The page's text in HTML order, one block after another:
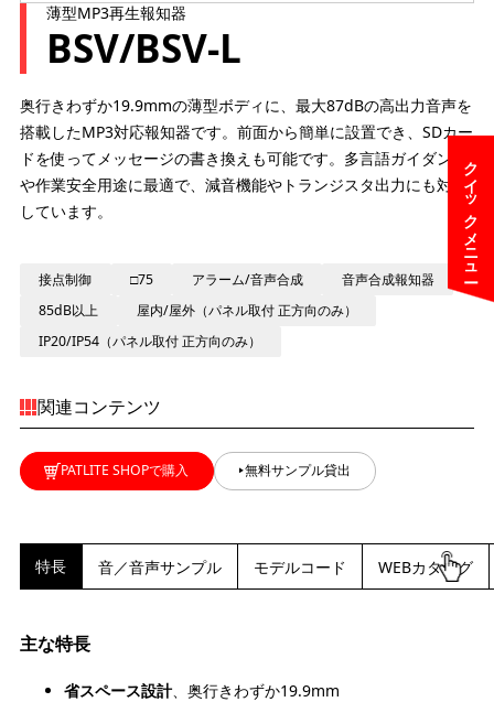
クイックメニュー
薄型MP3再生報知器
BSV/BSV-L
奥行きわずか19.9mmの薄型ボディに、最大87dBの高出力音声を
搭載したMP3対応報知器です。前面から簡単に設置でき、SDカー
ドを使ってメッセージの書き換えも可能です。多言語ガイダンス
や作業安全用途に最適で、減音機能やトランジスタ出力にも対応
しています。
接点制御 □75 アラーム/音声合成
音声合成報知器
85dB以上
屋内/屋外（パネル取付 正方向のみ）
IP20/IP54（パネル取付 正方向のみ）
関連コンテンツ
PATLITE SHOPで購入 無料サンプル貸出
特長 音／音声サンプル モデルコード WEBカタログ
主な特長
省スペース設計、奥行きわずか19.9mm